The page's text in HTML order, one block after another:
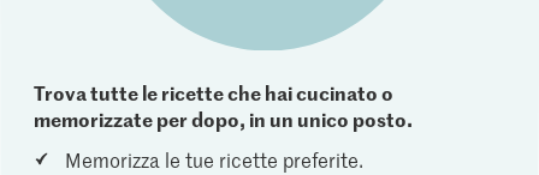
Trova tutte le ricette che hai cucinato o
memorizzate per dopo, in un unico posto.
Memorizza le tue ricette preferite.